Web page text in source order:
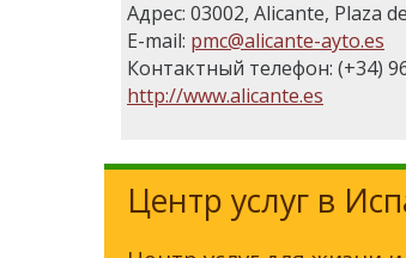
Адрес: 03002, Alicante, Plaza
E-mail: pmc@alicante-ayto.es
Контактный телефон: (+34)
http://www.alicante.es
Центр услуг в